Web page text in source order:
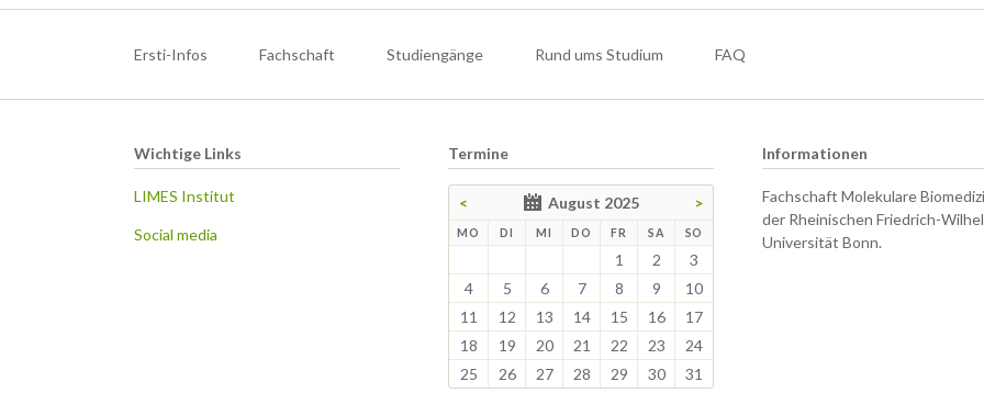
Ersti-Infos Fachschaft Studiengänge Rund ums Studium FAQ
Wichtige Links
LIMES Institut
Social media
Termine
< August 2025 >
MO NTAG
DI ENSTAG
MI TTWOCH
DO NNERSTAG
FR EITAG
SAMSTAG
SO
1 2
3
4
5 6 7 8 9
10
11
12 13 14 15 16
17
18
19 20 21 22 23
24
25
26 27 28 29 30 31
Informationen
Fachschaft Molekulare
der Rheinischen Friedrich-
Universität Bonn.